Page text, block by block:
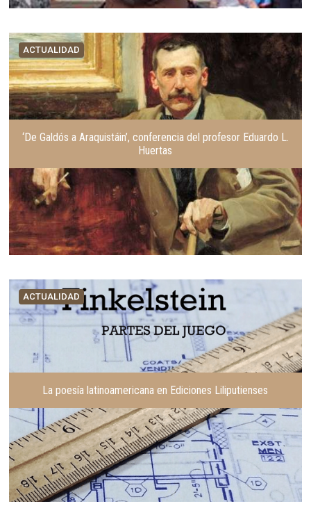
ACTUALIDAD
‘De Galdós a Araquistáin’, conferencia del profesor Eduardo L.
Huertas
ACTUALIDAD
La poesía latinoamericana en Ediciones Liliputienses